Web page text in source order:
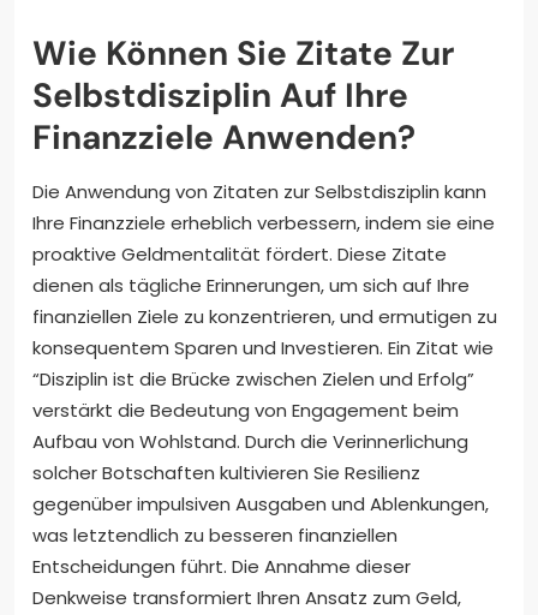
Wie Können Sie Zitate Zur
Selbstdisziplin Auf Ihre
Finanzziele Anwenden?
Die Anwendung von Zitaten zur Selbstdisziplin kann
Ihre Finanzziele erheblich verbessern, indem sie eine
proaktive Geldmentalität fördert. Diese Zitate
dienen als tägliche Erinnerungen, um sich auf Ihre
finanziellen Ziele zu konzentrieren, und ermutigen zu
konsequentem Sparen und Investieren. Ein Zitat wie
“Disziplin ist die Brücke zwischen Zielen und Erfolg”
verstärkt die Bedeutung von Engagement beim
Aufbau von Wohlstand. Durch die Verinnerlichung
solcher Botschaften kultivieren Sie Resilienz
gegenüber impulsiven Ausgaben und Ablenkungen,
was letztendlich zu besseren finanziellen
Entscheidungen führt. Die Annahme dieser
Denkweise transformiert Ihren Ansatz zum Geld,